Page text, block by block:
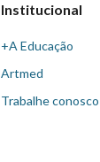
Institucional
+A Educação
Artmed
Trabalhe conosco